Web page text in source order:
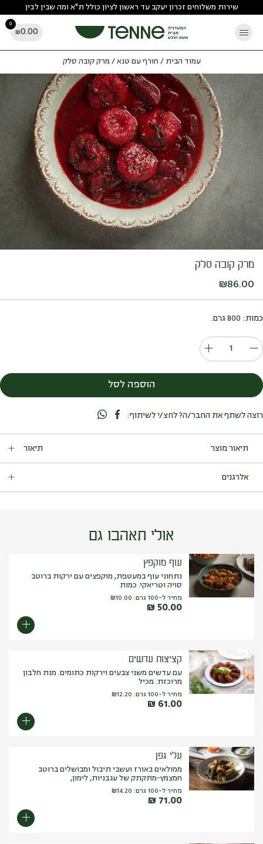
to
content
שירות משלוחים זכרון יעקב עד ראשון לציון כולל ת"א ומה שבין לבין
0
₪0.00
עמוד הבית / חורף עם טנא/ מרק קובה סלק
מרק קובה סלק
₪86.00
כמות: 800 גרם.
כמות
מרק
קובה
הוספה לסל
רוצה לשתף את החבר/ה? לחצ/י לשיתוף:
תיאור
אלרגנים
אולי תאהבו גם
עוף מוקפץ
נתחוני עוף במעטפת, מוקפצים עם ירקות ברוטב
סויה וטריאקי. כמות
מחיר ל-100 גרם: ₪10.00
₪ 50.00
קציצות עדשים
עם עדשים משני צבעים וירקות כתומים. מנת חלבון
מרוכזת. מכיל
מחיר ל-100 גרם: ₪12.20
₪ 61.00
עלי גפן
ממולאים באורז ועשבי תיבול ומבושלים ברוטב
חמצמץ-מתקתק של עגבניות, לימון,
מחיר ל-100 גרם: ₪14.20
₪ 71.00